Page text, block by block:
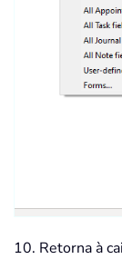
10. Retorna à